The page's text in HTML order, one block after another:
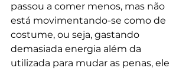
passou a comer menos, mas não
está movimentando-se como de
costume, ou seja, gastando
demasiada energia além da
utilizada para mudar as penas, ele